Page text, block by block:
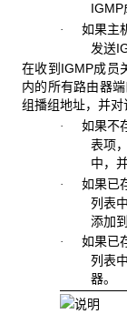
IGMP
· 如果主机
发送
在收到IGMP成员
内的所有路由器
组播组地址，并对
· 如果不存
表项
中，
· 如果已存
列表
添加
· 如果已存
列表
器。